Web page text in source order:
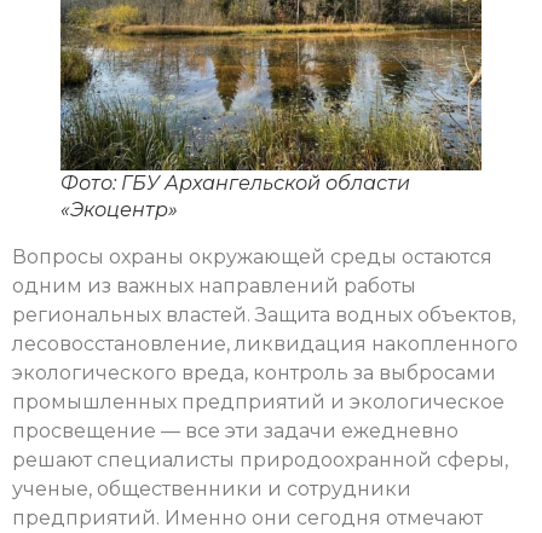
Фото: ГБУ Архангельской области
«Экоцентр»
Вопросы охраны окружающей среды остаются
одним из важных направлений работы
региональных властей. Защита водных объектов,
лесовосстановление, ликвидация накопленного
экологического вреда, контроль за выбросами
промышленных предприятий и экологическое
просвещение — все эти задачи ежедневно
решают специалисты природоохранной сферы,
ученые, общественники и сотрудники
предприятий. Именно они сегодня отмечают